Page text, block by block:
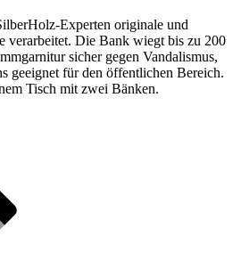
Experten originale und
verarbeitet. Die Bank wiegt bis zu 200
sicher gegen Vandalismus,
geeignet für den öffentlichen Bereich.
Tisch mit zwei Bänken.